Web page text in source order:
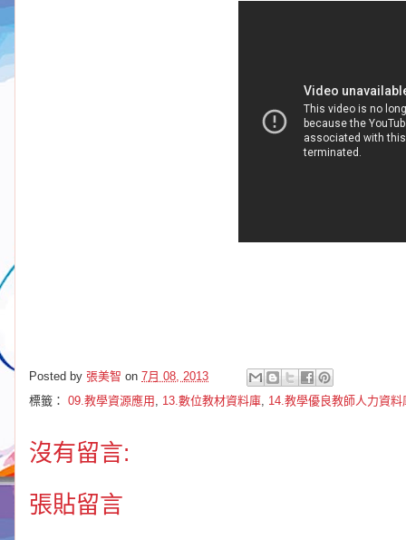
Posted by 張美智 on 7月 08, 2013
標籤： 09.教學資源應用 , 13.數位教材資料庫, 14.教學優良教師人力資料
沒有留言:
張貼留言